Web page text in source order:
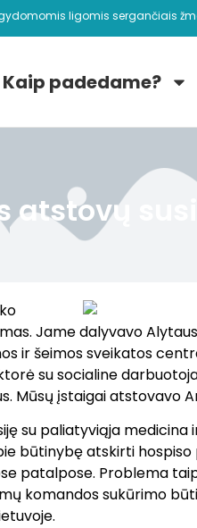
ligomis sergančiais
Kaip padedame?
atstovų
Jame dalyvavo Alytaus
ir šeimos sveikatos
su socialine
Mūsų įstaigai atstovavo
su paliatyviąja medicina
būtinybę atskirti
patalpose. Problema
komandos sukūrimo